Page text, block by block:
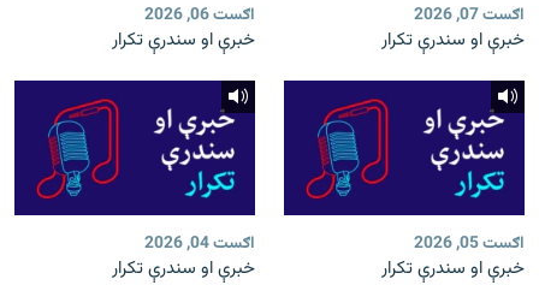
اګست 07, 2026
خبرې او سندرې تکرار
اګست 06, 2026
خبرې او سندرې تکرار
اګست 05, 2026
خبرې او سندرې تکرار
اګست 04, 2026
خبرې او سندرې تکرار